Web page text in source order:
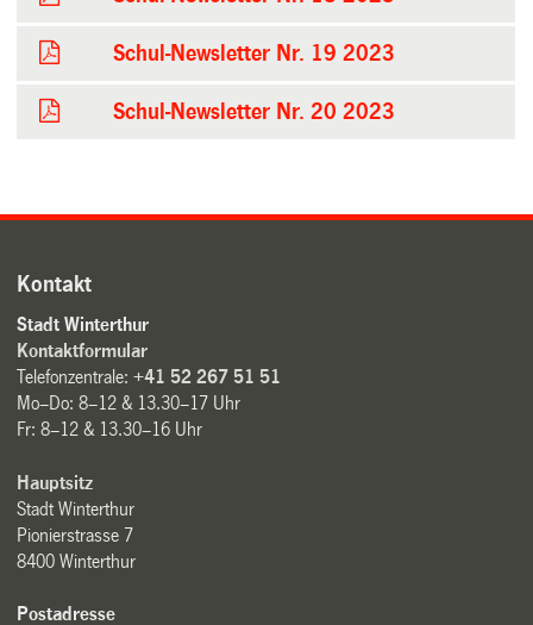
Schul-Newsletter Nr. 19 2023
Schul-Newsletter Nr. 20 2023
Kontakt
Stadt Winterthur
Kontaktformular
Telefonzentrale:+41 52 267 51 51
Mo–Do: 8–12 & 13.30–17 Uhr
Fr: 8–12 & 13.30–16 Uhr
Hauptsitz
Stadt Winterthur
Pionierstrasse 7
8400 Winterthur
Postadresse